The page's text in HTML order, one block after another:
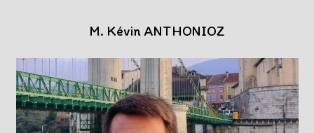
M. Kévin ANTHONIOZ